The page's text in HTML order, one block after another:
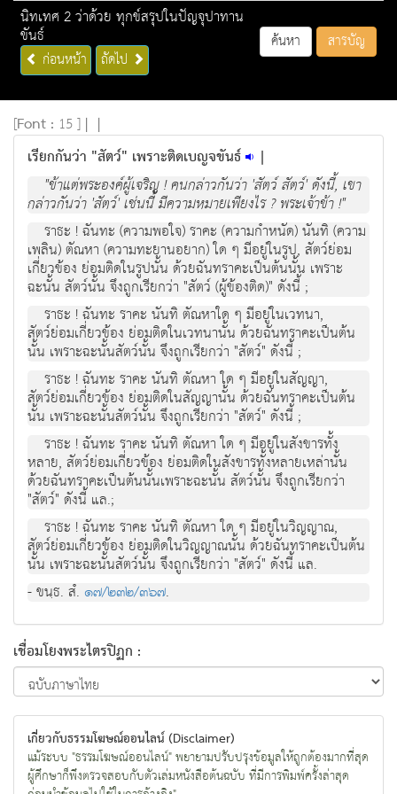
นิทเทศ 2 ว่าด้วย ทุกข์สรุปในปัญจุปาทาน
ขันธ์
ก่อนหน้า ถัดไป
ค้นหา สารบัญ
[Font : 15 ] | |
เรียกกันวา "สัตว" เพราะติดเบญจขันธ์ |
"ขาแตพระองคผูเจริญ ! คนกลาวกันวา 'สัตว สัตว' ดังนี้, เขา
กลาวกันวา 'สัตว' เชนนี้ มีความหมายเพียงไร ? พระเจาขา !"
ราธะ ! ฉันทะ (ความพอใจ) ราคะ (ความกําหนัด) นันทิ (ความ
เพลิน) ตัณหา (ความทะยานอยาก) ใด ๆ มีอยูในรูป, สัตวยอม
เกี่ยวของ ยอมติดในรูปนั้น ดวยฉันทราคะเปนตนนั้น เพราะ
ฉะนั้น สัตวนั้น จึงถูกเรียกวา "สัตว (ผูของติด)" ดังนี้ ;
ราธะ ! ฉันทะ ราคะ นันทิ ตัณหาใด ๆ มีอยูในเวทนา,
สัตวยอมเกี่ยวของ ยอมติดในเวทนานั้น ดวยฉันทราคะเปนตน
นั้น เพราะฉะนั้นสัตวนั้น จึงถูกเรียกวา "สัตว" ดังนี้ ;
ราธะ ! ฉันทะ ราคะ นันทิ ตัณหา ใด ๆ มีอยูในสัญญา,
สัตวยอมเกี่ยวของ ยอมติดในสัญญานั้น ดวยฉันทราคะเปนตน
นั้น เพราะฉะนั้นสัตวนั้น จึงถูกเรียกวา "สัตว" ดังนี้ ;
ราธะ ! ฉันทะ ราคะ นันทิ ตัณหา ใด ๆ มีอยูในสังขารทั้ง
หลาย, สัตวยอมเกี่ยวของ ยอมติดในสังขารทั้งหลายเหลานั้น
ดวยฉันทราคะเปนตนนั้นเพราะฉะนั้น สัตวนั้น จึงถูกเรียกวา
"สัตว" ดังนี้ แล.;
ราธะ ! ฉันทะ ราคะ นันทิ ตัณหา ใด ๆ มีอยูในวิญญาณ,
สัตวยอมเกี่ยวของ ยอมติดในวิญญาณนั้น ดวยฉันทราคะเปนตน
นั้น เพราะฉะนั้นสัตวนั้น จึงถูกเรียกวา "สัตว" ดังนี้ แล.
- ขนฺธ. สํ. ๑๗/๒๓๒/๓๖๗.
เชื่อมโยงพระไตรปิฏก :
เกี่ยวกับธรรมโฆษณ์ออนไลน์ (Disclaimer)
แม้ระบบ "ธรรมโฆษณ์ออนไลน์" พยายามปรับปรุงข้อมูลให้ถูกต้องมากที่สุด
ผู้ศึกษาก็พึงตรวจสอบกับตัวเล่มหนังสือต้นฉบับ ที่มีการพิมพ์ครั้งล่าสุด